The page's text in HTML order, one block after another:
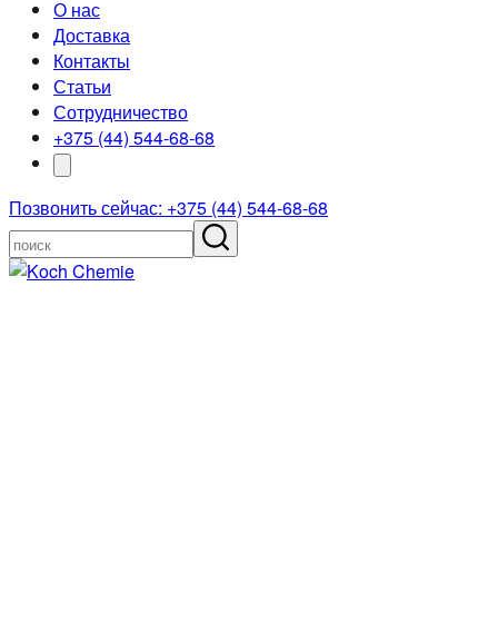
О нас
Доставка
Контакты
Статьи
Сотрудничество
+375 (44) 544-68-68
Позвонить сейчас: +375 (44) 544-68-68